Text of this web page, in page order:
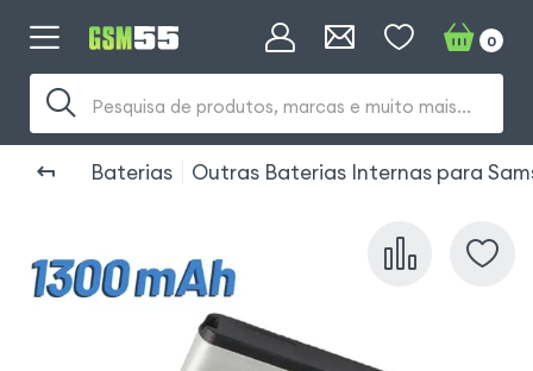
Pesquisa de produtos, marcas e muito mais...
0
Baterias Outras Baterias Internas para